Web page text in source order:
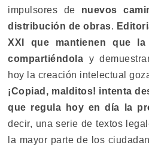
impulsores de nuevos
distribución de obras.
XXI que mantienen que
compartiéndola y
hoy la creación intelectual
¡Copiad, malditos! intenta
que regula hoy en día la
decir, una serie de textos
la mayor parte de los